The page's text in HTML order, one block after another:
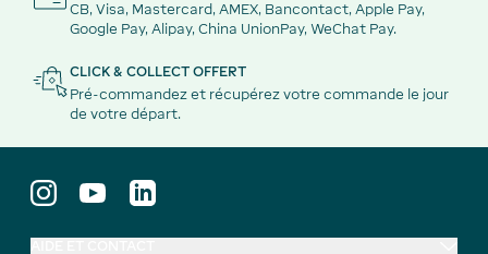
CB, Visa, Mastercard, AMEX, Bancontact, Apple Pay,
Google Pay, Alipay, China UnionPay, WeChat Pay.
CLICK & COLLECT OFFERT
Pré-commandez et récupérez votre commande le jour
de votre départ.